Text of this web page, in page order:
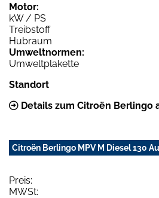
Motor:
kW / PS
Treibstoff
Hubraum
Umweltnormen:
Umweltplakette
Standort
Details zum Citroën Berlingo
Citroën Berlingo MPV M Diesel 130
Preis:
MWSt: